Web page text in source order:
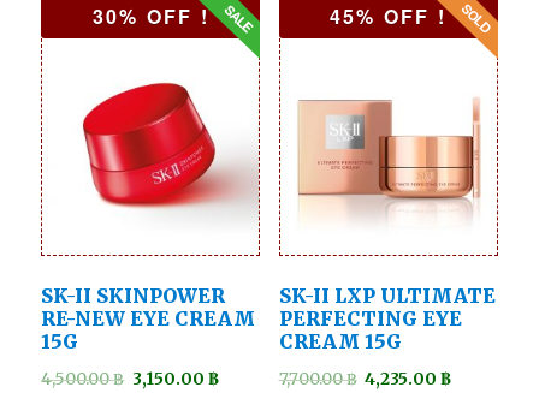
30% OFF !
SK-II SKINPOWER
RE-NEW EYE CREAM
15G
4,500.00฿ 3,150.00 ฿
45% OFF !
SK-II LXP ULTIMATE
PERFECTING EYE
CREAM 15G
7,700.00฿ 4,235.00฿